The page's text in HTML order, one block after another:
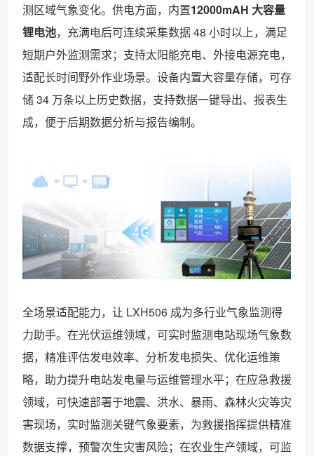
测区域气象变化。供电方面，内置12000mAH 大容量
锂电池，充满电后可连续采集数据 48 小时以上，满足
短期户外监测需求；支持太阳能充电、外接电源充电，
适配长时间野外作业场景。设备内置大容量存储，可存
储 34 万条以上历史数据，支持数据一键导出、报表生
成，便于后期数据分析与报告编制。
全场景适配能力，让 LXH506 成为多行业气象监测得
力助手。在光伏运维领域，可实时监测电站现场气象数
据，精准评估发电效率、分析发电损失、优化运维策
略，助力提升电站发电量与运维管理水平；在应急救援
领域，可快速部署于地震、洪水、暴雨、森林火灾等灾
害现场，实时监测关键气象要素，为救援指挥提供精准
数据支撑，预警次生灾害风险；在农业生产领域，可监